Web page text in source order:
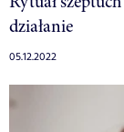
działanie
05.12.2022